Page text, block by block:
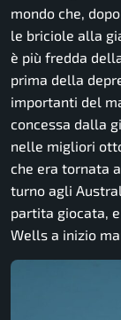
mondo che,
le briciole alla
è più fredda
prima della
importanti del
concessa dalla
nelle migliori
che era tornata
turno agli
partita giocata,
Wells a inizio